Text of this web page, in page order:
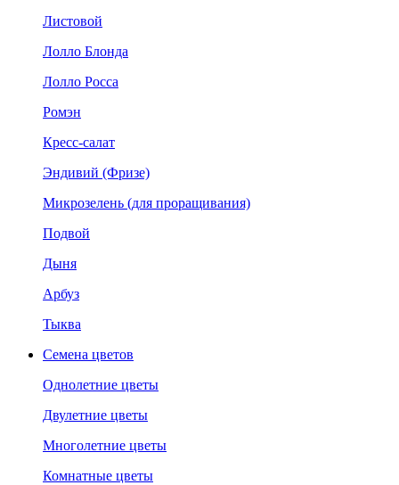
Листовой
Лолло Блонда
Лолло Росса
Ромэн
Кресс-салат
Эндивий (Фризе)
Микрозелень (для проращивания)
Подвой
Дыня
Арбуз
Тыква
Семена цветов
Однолетние цветы
Двулетние цветы
Многолетние цветы
Комнатные цветы